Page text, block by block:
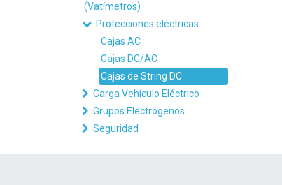
(Vatímetros)
Protecciones eléctricas
Cajas AC
Cajas DC/AC
Cajas de String DC
Carga Vehículo Eléctrico
Grupos Electrógenos
Seguridad